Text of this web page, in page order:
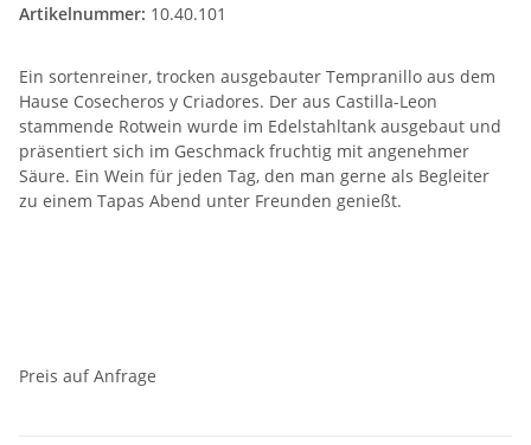
Artikelnummer: 10.40.101
Ein sortenreiner, trocken ausgebauter Tempranillo aus dem
Hause Cosecheros y Criadores. Der aus Castilla-Leon
stammende Rotwein wurde im Edelstahltank ausgebaut und
präsentiert sich im Geschmack fruchtig mit angenehmer
Säure. Ein Wein für jeden Tag, den man gerne als Begleiter
zu einem Tapas Abend unter Freunden genießt.
Preis auf Anfrage